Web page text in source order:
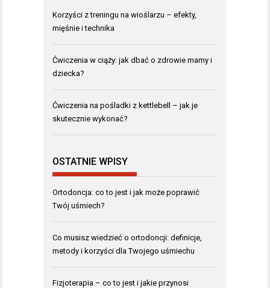
Korzyści z treningu na wioślarzu – efekty,
mięśnie i technika
Ćwiczenia w ciąży: jak dbać o zdrowie mamy i
dziecka?
Ćwiczenia na pośladki z kettlebell – jak je
skutecznie wykonać?
OSTATNIE WPISY
Ortodoncja: co to jest i jak może poprawić
Twój uśmiech?
Co musisz wiedzieć o ortodoncji: definicje,
metody i korzyści dla Twojego uśmiechu
Fizjoterapia – co to jest i jakie przynosi